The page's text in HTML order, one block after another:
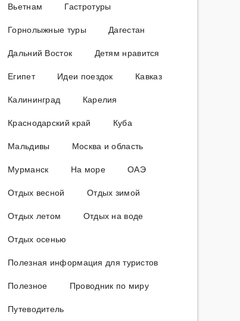
Вьетнам
Гастротуры
Горнолыжные туры
Дагестан
Дальний Восток
Детям нравится
Египет
Идеи поездок
Кавказ
Калининград
Карелия
Краснодарский край
Куба
Мальдивы
Москва и область
Мурманск
На море
ОАЭ
Отдых весной
Отдых зимой
Отдых летом
Отдых на воде
Отдых осенью
Полезная информация для туристов
Полезное
Проводник по миру
Путеводитель